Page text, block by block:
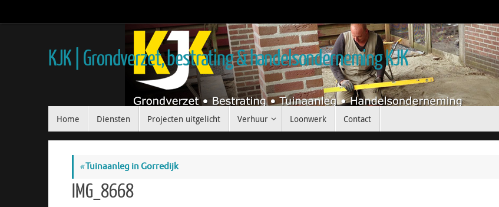
KJK | Grondverzet, bestrating & handelsonderneming KJK
Home Diensten Projecten uitgelicht Verhuur Loonwerk Contact
«Tuinaanleg in Gorredijk
IMG_8668